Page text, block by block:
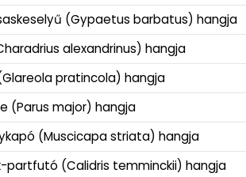
(Gypaetus barbatus) hangja
alexandrinus) hangja
pratincola) hangja
(Parus major) hangja
(Muscicapa striata) hangja
partfutó (Calidris temminckii) hangja